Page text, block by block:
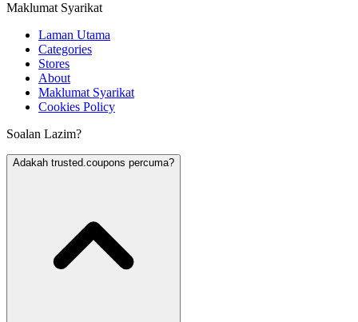
Maklumat Syarikat
Laman Utama
Categories
Stores
About
Maklumat Syarikat
Cookies Policy
Soalan Lazim?
Adakah trusted.coupons percuma?